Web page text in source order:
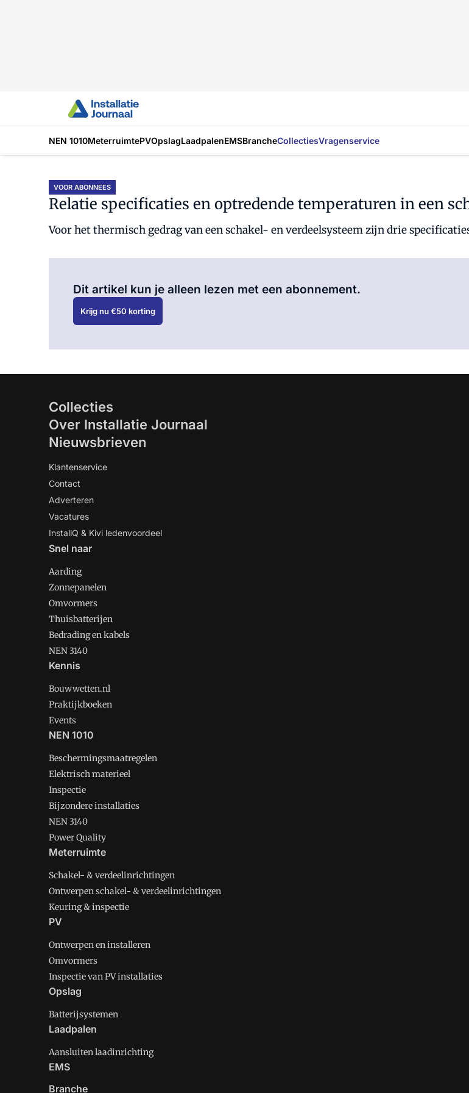
NEN 1010MeterruimtePVOpslagLaadpalenEMSBrancheCollectiesVragenservice
VOOR ABONNEES
Relatie specificaties en optredende temperaturen in een
Voor het thermisch gedrag van een schakel- en verdeelsysteem zijn drie
Dit artikel kun je alleen lezen met een abonnement.
Krijg nu €50 korting
Collecties
Over Installatie Journaal
Nieuwsbrieven
Klantenservice
Contact
Adverteren
Vacatures
InstallQ & Kivi ledenvoordeel
Snel naar
Aarding
Zonnepanelen
Omvormers
Thuisbatterijen
Bedrading en kabels
NEN 3140
Kennis
Bouwwetten.nl
Praktijkboeken
Events
NEN 1010
Beschermingsmaatregelen
Elektrisch materieel
Inspectie
Bijzondere installaties
NEN 3140
Power Quality
Meterruimte
Schakel- & verdeelinrichtingen
Ontwerpen schakel- & verdeelinrichtingen
Keuring & inspectie
PV
Ontwerpen en installeren
Omvormers
Inspectie van PV installaties
Opslag
Batterijsystemen
Laadpalen
Aansluiten laadinrichting
EMS
Branche